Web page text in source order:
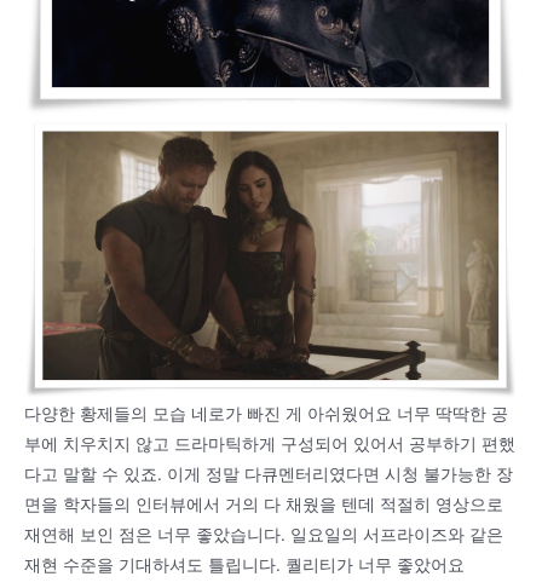
다양한 황제들의 모습 네로가 빠진 게 아쉬웠어요 너무 딱딱한 공
부에 치우치지 않고 드라마틱하게 구성되어 있어서 공부하기 편했
다고 말할 수 있죠. 이게 정말 다큐멘터리였다면 시청 불가능한 장
면을 학자들의 인터뷰에서 거의 다 채웠을 텐데 적절히 영상으로
재연해 보인 점은 너무 좋았습니다. 일요일의 서프라이즈와 같은
재현 수준을 기대하셔도 틀립니다. 퀄리티가 너무 좋았어요